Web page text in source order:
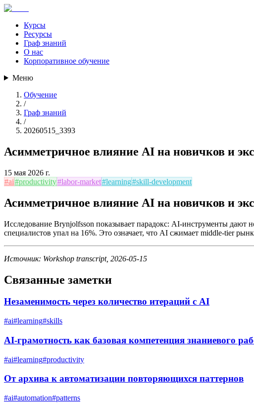
Курсы
Ресурсы
Граф знаний
О нас
Корпоративное обучение
Меню
Обучение
/
Граф знаний
/
20260515_3393
Асимметричное влияние AI на новичков и
15 мая 2026 г.
#ai#productivity#labor-market#learning#skill-development
Асимметричное влияние AI на новичков и
Исследование Brynjolfsson показывает парадокс: AI-инструменты
специалистов упал на 16%. Это означает, что AI сжимает middle-tier
Источник: Workshop transcript, 2026-05-15
Связанные заметки
Незаменимость через количество итераций с AI
#ai#learning#skills
AI-грамотность как базовая компетенция знаниевого
#ai#learning#productivity
От архива к автоматизации повторяющихся паттернов
#ai#automation#patterns